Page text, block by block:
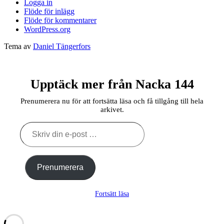
Logga in
Flöde för inlägg
Flöde för kommentarer
WordPress.org
Tema av Daniel Tängerfors
Upptäck mer från Nacka 144
Prenumerera nu för att fortsätta läsa och få tillgång till hela
arkivet.
Skriv
din
e-
…
Prenumerera
Fortsätt läsa